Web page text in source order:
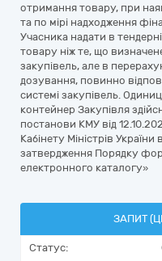
отримання товару, при
та по мірі надходження
Учасника надати в
товару ніж те, що
закупівель, але в
дозування, повинно
системі закупівель.
контейнер Закупівля
постанови КМУ від
Кабінету Міністрів
затвердження Порядку
електронного каталогу»
ЗАПИТ
Статус: